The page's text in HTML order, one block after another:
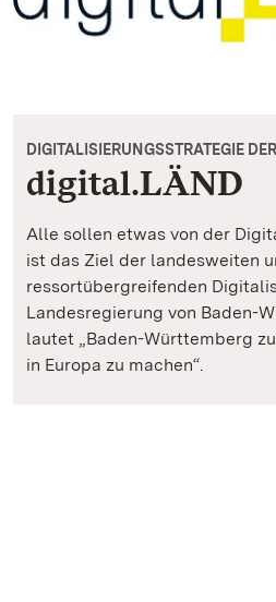
digital.LÄND
DIGITALISIERUNGSSTRATEGIE
Alle sollen etwas von der
ist das Ziel der landesweiten
ressortübergreifenden
Landesregierung von Baden-
lautet „Baden-Württemberg
in Europa zu machen“.